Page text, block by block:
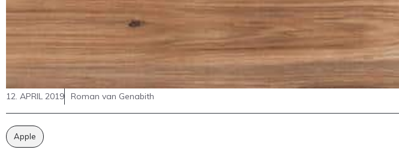
12. APRIL 2019 Roman van Genabith
Apple